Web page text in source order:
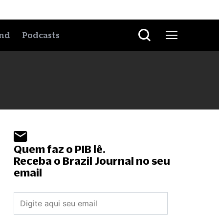
Podcasts
Quem faz o PIB lê.
Receba o Brazil Journal no seu
email